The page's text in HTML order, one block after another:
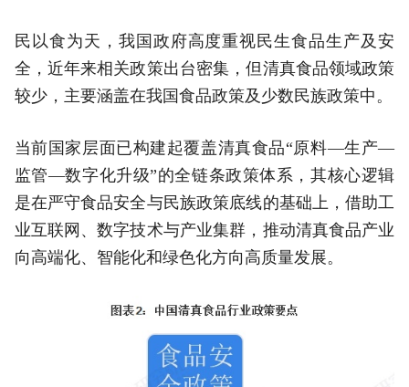
民以食为天，我国政府高度重视民生食品生产及安
全，近年来相关政策出台密集，但清真食品领域政策
较少，主要涵盖在我国食品政策及少数民族政策中。
当前国家层面已构建起覆盖清真食品“原料—生产—
监管—数字化升级”的全链条政策体系，其核心逻辑
是在严守食品安全与民族政策底线的基础上，借助工
业互联网、数字技术与产业集群，推动清真食品产业
向高端化、智能化和绿色化方向高质量发展。